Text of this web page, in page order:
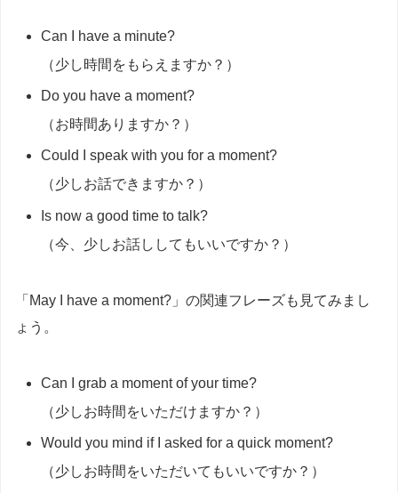
Can I have a minute?
（少し時間をもらえますか？）
Do you have a moment?
（お時間ありますか？）
Could I speak with you for a moment?
（少しお話できますか？）
Is now a good time to talk?
（今、少しお話ししてもいいですか？）
「May I have a moment?」の関連フレーズも見てみまし
ょう。
Can I grab a moment of your time?
（少しお時間をいただけますか？）
Would you mind if I asked for a quick moment?
（少しお時間をいただいてもいいですか？）